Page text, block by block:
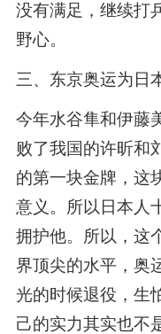
没有满足，继续打
野心。
三、东京奥运为日
今年水谷隼和伊藤
败了我国的许昕和
的第一块金牌，这
意义。所以日本人
拥护他。所以，这
界顶尖的水平，奥
光的时候退役，生
己的实力其实也不